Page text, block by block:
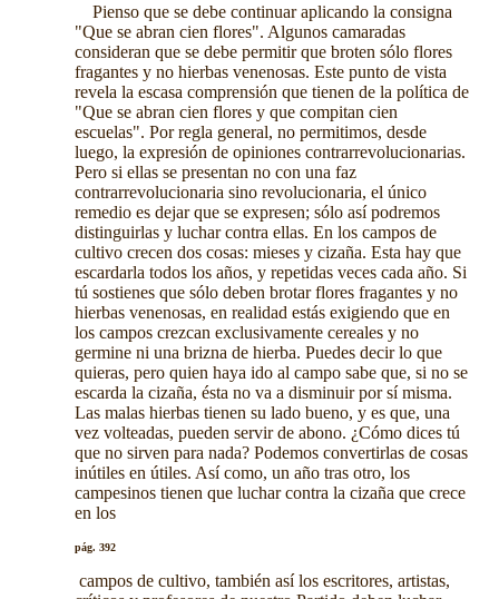
Pienso que se debe continuar aplicando la consigna
"Que se abran cien flores". Algunos camaradas
consideran que se debe permitir que broten sólo flores
fragantes y no hierbas venenosas. Este punto de vista
revela la escasa comprensión que tienen de la política de
"Que se abran cien flores y que compitan cien
escuelas". Por regla general, no permitimos, desde
luego, la expresión de opiniones contrarrevolucionarias.
Pero si ellas se presentan no con una faz
contrarrevolucionaria sino revolucionaria, el único
remedio es dejar que se expresen; sólo así podremos
distinguirlas y luchar contra ellas. En los campos de
cultivo crecen dos cosas: mieses y cizaña. Esta hay que
escardarla todos los años, y repetidas veces cada año. Si
tú sostienes que sólo deben brotar flores fragantes y no
hierbas venenosas, en realidad estás exigiendo que en
los campos crezcan exclusivamente cereales y no
germine ni una brizna de hierba. Puedes decir lo que
quieras, pero quien haya ido al campo sabe que, si no se
escarda la cizaña, ésta no va a disminuir por sí misma.
Las malas hierbas tienen su lado bueno, y es que, una
vez volteadas, pueden servir de abono. ¿Cómo dices tú
que no sirven para nada? Podemos convertirlas de cosas
inútiles en útiles. Así como, un año tras otro, los
campesinos tienen que luchar contra la cizaña que crece
en los
pág. 392
campos de cultivo, también así los escritores, artistas,